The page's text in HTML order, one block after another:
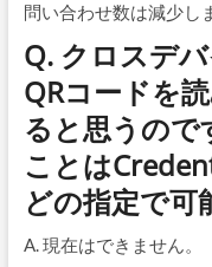
問い合わせ数は減少し
Q. クロスデ
QRコードを
ると思うので
ことは
どの指定で可
A. 現在はできません。